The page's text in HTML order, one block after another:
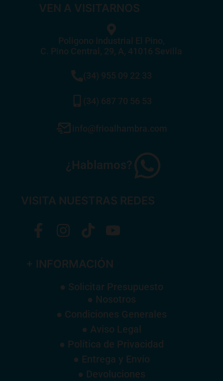
VEN A VISITARNOS
Poligono Industrial El Pino,
C. Pino Central, 29, A, 41016 Sevilla
(34) 955 09 22 33
(34) 687 70 56 53
info@frioalhambra.com
¿Hablamos?
VISITA NUESTRAS REDES
+ INFORMACIÓN
● Solicitar Presupuesto
● Nosotros
● Condiciones Generales
● Aviso Legal
● Política de Privacidad
● Entrega y Envío
● Devoluciones